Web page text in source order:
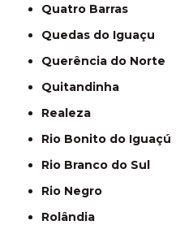
Quatro Barras
Quedas do Iguaçu
Querência do Norte
Quitandinha
Realeza
Rio Bonito do Iguaçú
Rio Branco do Sul
Rio Negro
Rolândia